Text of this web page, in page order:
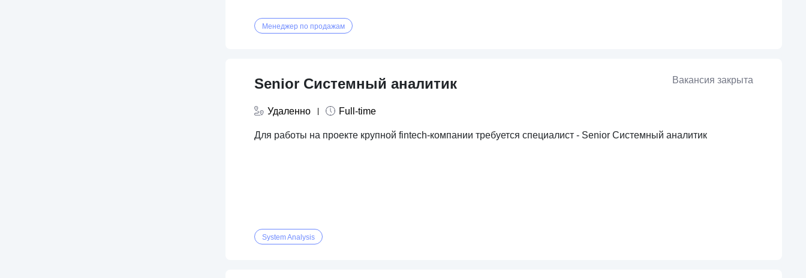
Менеджер по продажам
Senior Cистемный аналитик Вакансия закрыта
Удаленно Full-time
Для работы на проекте крупной fintech-компании требуется специалист - Senior Cистемный аналитик
System Analysis